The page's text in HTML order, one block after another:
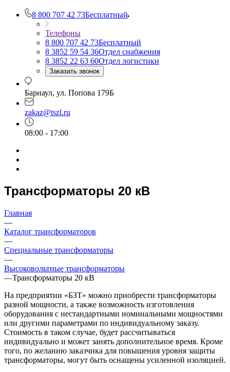
8 800 707 42 73Бесплатный
Телефоны
8 800 707 42 73Бесплатный
8 3852 59 54 36Отдел снабжения
8 3852 22 63 60Отдел логистики
Заказать звонок
Барнаул, ул. Попова 179Б
zakaz@tszl.ru
08:00 - 17:00
Трансформаторы 20 кВ
Главная
—
Каталог трансформаторов
—
Специальные трансформаторы
—
Высоковольтные трансформаторы
—Трансформаторы 20 кВ
На предприятии «БЗТ» можно приобрести трансформаторы
разной мощности, а также возможность изготовления
оборудования с нестандартными номинальными мощностями
или другими параметрами по индивидуальному заказу.
Стоимость в таком случае, будет рассчитываться
индивидуально и может занять дополнительное время. Кроме
того, по желанию заказчика для повышения уровня защиты
трансформаторы, могут быть оснащены усиленной изоляцией.